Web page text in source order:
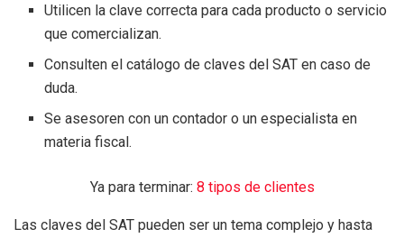
Utilicen la clave correcta para cada producto o servicio
que comercializan.
Consulten el catálogo de claves del SAT en caso de
duda.
Se asesoren con un contador o un especialista en
materia fiscal.
Ya para terminar: 8 tipos de clientes
Las claves del SAT pueden ser un tema complejo y hasta